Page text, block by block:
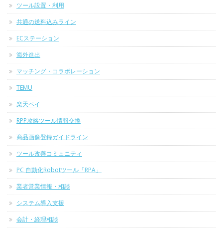
ツール設置・利用
共通の送料込みライン
ECステーション
海外進出
マッチング・コラボレーション
TEMU
楽天ペイ
RPP攻略ツール情報交換
商品画像登録ガイドライン
ツール改善コミュニティ
PC 自動化Robotツール「RPA」
業者営業情報・相談
システム導入支援
会計・経理相談